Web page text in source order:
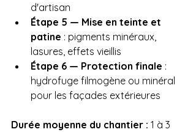
d'artisan
Étape 5 — Mise en teinte et
patine : pigments minéraux,
lasures, effets vieillis
Étape 6 — Protection finale :
hydrofuge filmogène ou minéral
pour les façades extérieures
Durée moyenne du chantier : 1 à 3